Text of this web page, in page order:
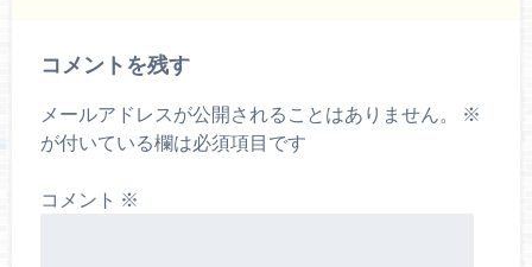
コメントを残す
メールアドレスが公開されることはありません。
※
が付いている欄は必須項目です
コメント ※